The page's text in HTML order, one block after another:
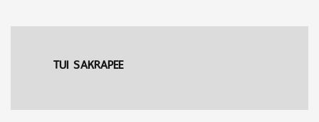
TUI SAKRAPEE